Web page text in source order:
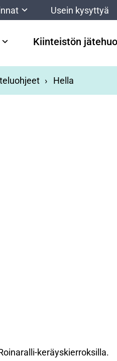
Usein kysyttyä
Kiinteistön
Hella
keräyskierroksilla.